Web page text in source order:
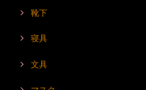
靴下
寝具
文具